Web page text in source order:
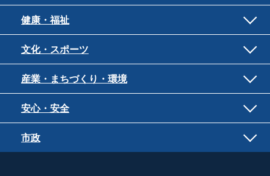
健康・福祉
文化・スポーツ
産業・まちづくり・環境
安心・安全
市政